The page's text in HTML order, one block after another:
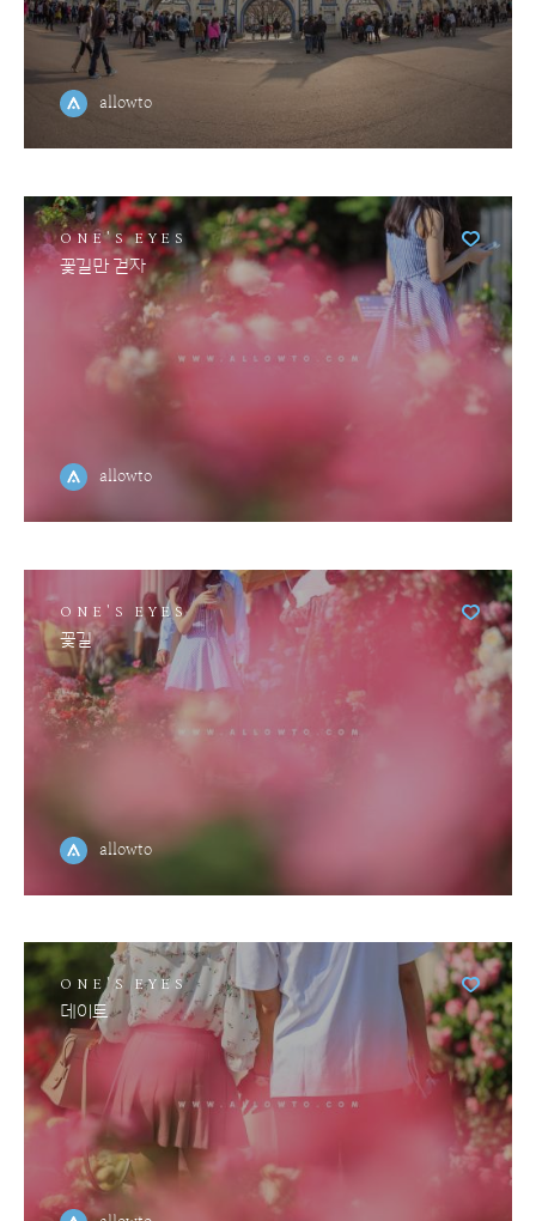
allowto
ONE'S EYES
꽃길만 걷자
allowto
ONE'S EYES
꽃길
allowto
ONE'S EYES
데이트